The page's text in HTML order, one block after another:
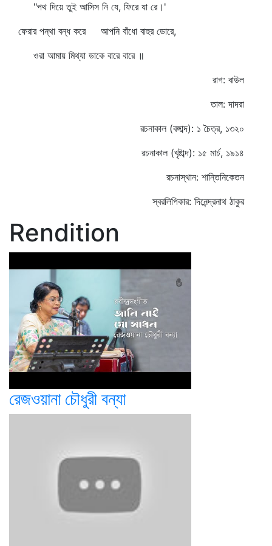
"পথ দিয়ে তুই আসিস নি যে, ফিরে যা রে।'
ফেরার পন্থা বন্ধ করে আপনি বাঁধো বাহুর ডোরে,
ওরা আমায় মিথ্যা ডাকে বারে বারে ॥
রাগ: বাউল
তাল: দাদরা
রচনাকাল (বঙ্গাব্দ): ১ চৈত্র, ১৩২০
রচনাকাল (খৃষ্টাব্দ): ১৫ মার্চ, ১৯১৪
রচনাস্থান: শান্তিনিকেতন
স্বরলিপিকার: দিনেন্দ্রনাথ ঠাকুর
Rendition
রেজওয়ানা চৌধুরী বন্যা